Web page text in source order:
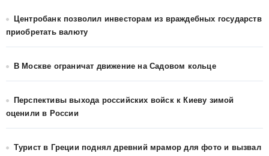
Центробанк позволил инвесторам из враждебных государств
приобретать валюту
В Москве ограничат движение на Садовом кольце
Перспективы выхода российских войск к Киеву зимой
оценили в России
Турист в Греции поднял древний мрамор для фото и вызвал